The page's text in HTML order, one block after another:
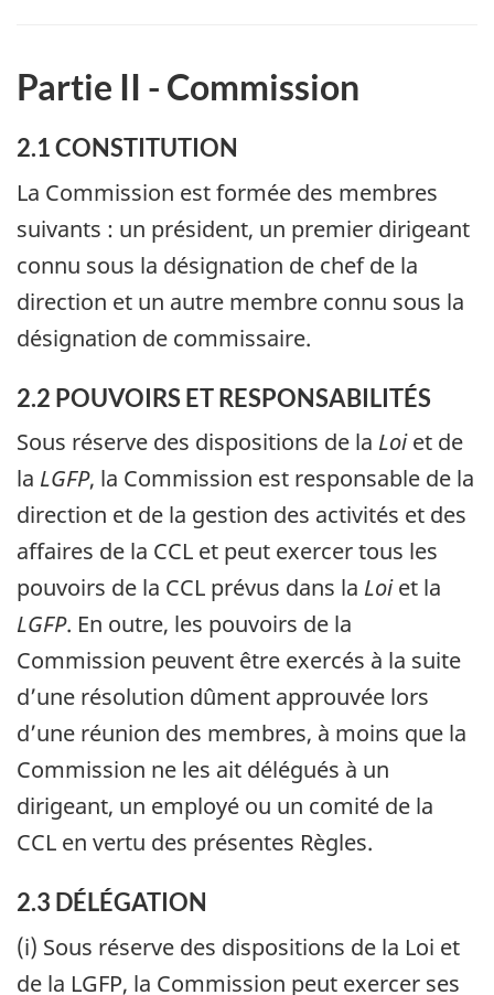
Partie II - Commission
2.1 CONSTITUTION
La Commission est formée des membres
suivants : un président, un premier dirigeant
connu sous la désignation de chef de la
direction et un autre membre connu sous la
désignation de commissaire.
2.2 POUVOIRS ET RESPONSABILITÉS
Sous réserve des dispositions de la Loiet de
la LGFP, la Commission est responsable de la
direction et de la gestion des activités et des
affaires de la CCL et peut exercer tous les
pouvoirs de la CCL prévus dans la Loiet la
LGFP. En outre, les pouvoirs de la
Commission peuvent être exercés à la suite
d’une résolution dûment approuvée lors
d’une réunion des membres, à moins que la
Commission ne les ait délégués à un
dirigeant, un employé ou un comité de la
CCL en vertu des présentes Règles.
2.3 DÉLÉGATION
(i) Sous réserve des dispositions de la Loi et
de la LGFP, la Commission peut exercer ses